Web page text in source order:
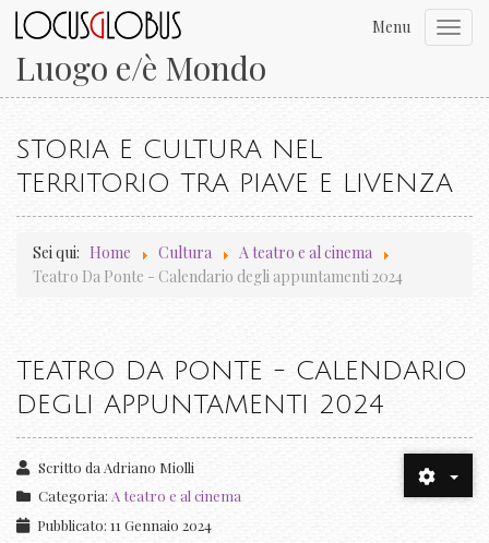
Luogo e/è Mondo
Menu
STORIA E CULTURA NEL
TERRITORIO TRA PIAVE E LIVENZA
Sei qui: Home Cultura
A teatro e al cinema
Teatro Da Ponte - Calendario degli appuntamenti 2024
TEATRO DA PONTE - CALENDARIO
DEGLI APPUNTAMENTI 2024
Scritto da Adriano Miolli
Categoria: A teatro e al cinema
Pubblicato: 11 Gennaio 2024